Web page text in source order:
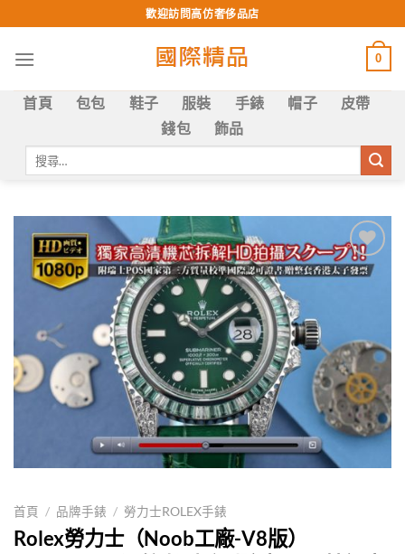
to
content
歡迎訪問高仿奢侈品店
0
首頁 包包 鞋子 服裝 手錶 帽子
皮帶
錢包
飾品
Add to
首頁 / 品牌手錶 / 勞力士ROLEX手錶
Rolex勞力士（Noob工廠-V8版）